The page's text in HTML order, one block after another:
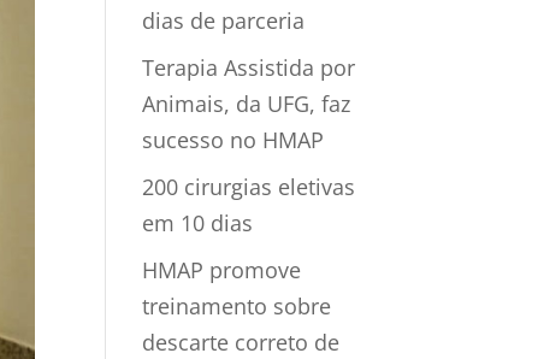
dias de parceria
Terapia Assistida por
Animais, da UFG, faz
sucesso no HMAP
200 cirurgias eletivas
em 10 dias
HMAP promove
treinamento sobre
descarte correto de